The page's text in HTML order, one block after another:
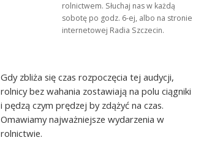
rolnictwem. Słuchaj nas w każdą
sobotę po godz. 6-ej, albo na stronie
internetowej Radia Szczecin.
Gdy zbliża się czas rozpoczęcia tej audycji,
rolnicy bez wahania zostawiają na polu ciągniki
i pędzą czym prędzej by zdążyć na czas.
Omawiamy najważniejsze wydarzenia w
rolnictwie.